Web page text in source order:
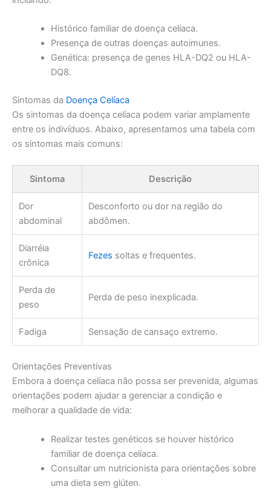
Histórico familiar de doença celíaca.
Presença de outras doenças autoimunes.
Genética: presença de genes HLA-DQ2 ou HLA-
DQ8.
Sintomas da Doença Celíaca
Os sintomas da doença celíaca podem variar amplamente
entre os indivíduos. Abaixo, apresentamos uma tabela com
os sintomas mais comuns:
Sintoma Descrição
Dor
abdominal
Desconforto ou dor na região do
abdômen.
Diarréia
crônica
Fezes soltas e frequentes.
Perda de
peso
Perda de peso inexplicada.
Fadiga Sensação de cansaço extremo.
Orientações Preventivas
Embora a doença celíaca não possa ser prevenida, algumas
orientações podem ajudar a gerenciar a condição e
melhorar a qualidade de vida:
Realizar testes genéticos se houver histórico
familiar de doença celíaca.
Consultar um nutricionista para orientações sobre
uma dieta sem glúten.